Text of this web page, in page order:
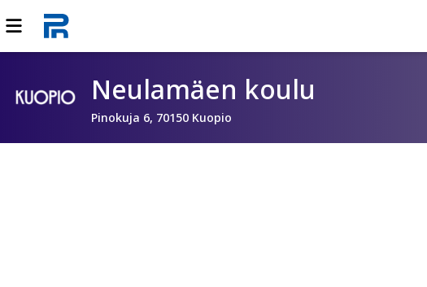
Neulamäen koulu
Pinokuja 6, 70150 Kuopio